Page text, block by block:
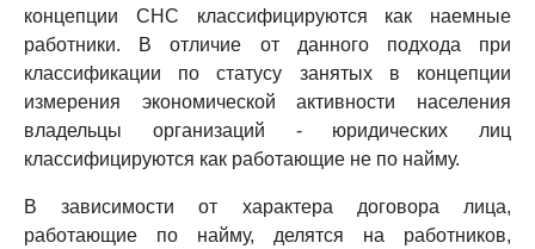
концепции СНС классифицируются как наемные
работники. В отличие от данного подхода при
классификации по статусу занятых в концепции
измерения экономической активности населения
владельцы организаций - юридических лиц
классифицируются как работающие не по найму.
В зависимости от характера договора лица,
работающие по найму, делятся на работников,